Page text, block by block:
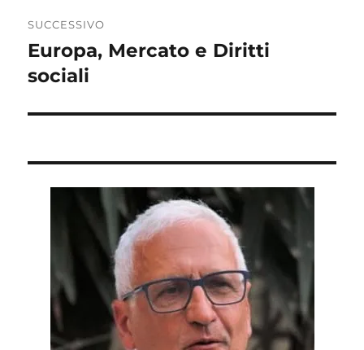
SUCCESSIVO
Articolo
successivo:
Europa, Mercato e Diritti
sociali